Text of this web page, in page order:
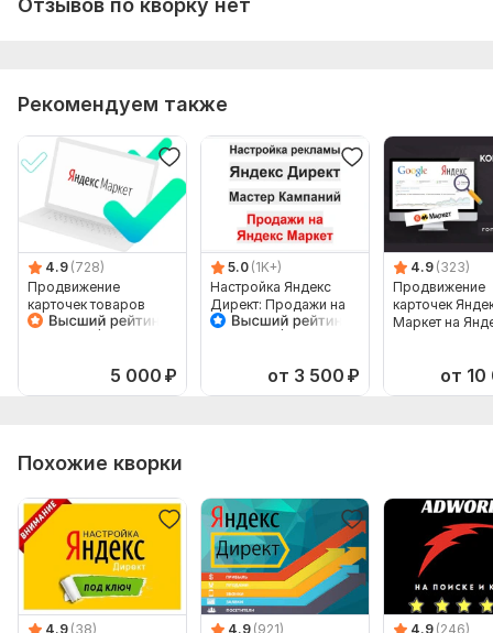
Рекомендуем также
4.9 (728)
Продвижение
карточек товаров
Яндекс Маркет в
5 000 ₽
5.0 (1K+)
Настройка Яндекс
Директ: Продажи на
Яндекс Маркет
от 3 500 ₽
4.9 (323)
Продвижение
карточек
Маркет на
от
Похожие кворки
4.9 (38) 4.9 (921) 4.9 (246)